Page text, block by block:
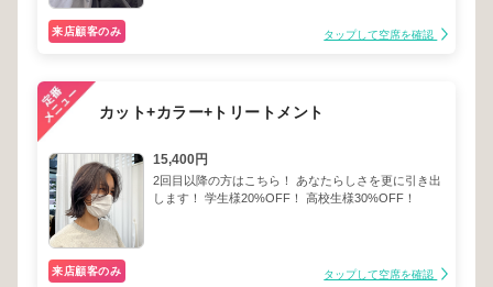
来店顧客のみ タップして空席を確認
カット+カラー+トリートメント
15,400円
2回目以降の方はこちら！ あなたらしさを更に引き出
します！ 学生様20%OFF！ 高校生様30%OFF！
来店顧客のみ タップして空席を確認